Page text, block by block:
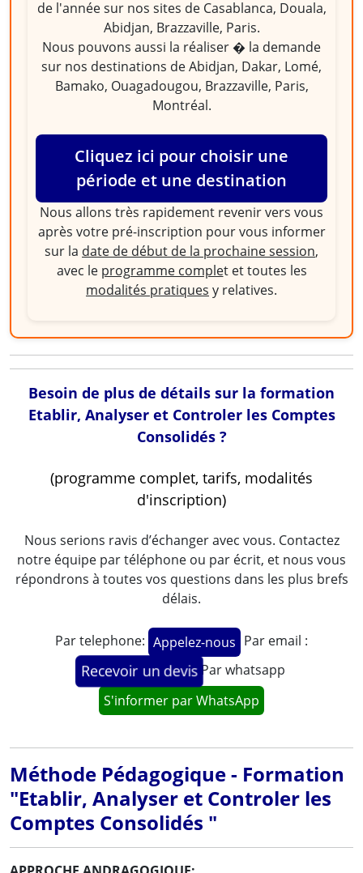
de l'année sur nos sites de Casablanca, Douala,
Abidjan, Brazzaville, Paris.
Nous pouvons aussi la réaliser � la demande
sur nos destinations de Abidjan, Dakar, Lomé,
Bamako, Ouagadougou, Brazzaville, Paris,
Montréal.
Cliquez ici pour choisir une
période et une destination
Nous allons très rapidement revenir vers vous
après votre pré-inscription pour vous informer
sur la date de début de la prochaine session,
avec le programme complet et toutes les
modalités pratiques y relatives.
Besoin de plus de détails sur la formation
Etablir, Analyser et Controler les Comptes
Consolidés ?
(programme complet, tarifs, modalités
d'inscription)
Nous serions ravis d’échanger avec vous. Contactez
notre équipe par téléphone ou par écrit, et nous vous
répondrons à toutes vos questions dans les plus brefs
délais.
Par telephone: Appelez-nous Par email :
Recevoir un devis Par whatsapp
S'informer par WhatsApp
Méthode Pédagogique - Formation
"Etablir, Analyser et Controler les
Comptes Consolidés "